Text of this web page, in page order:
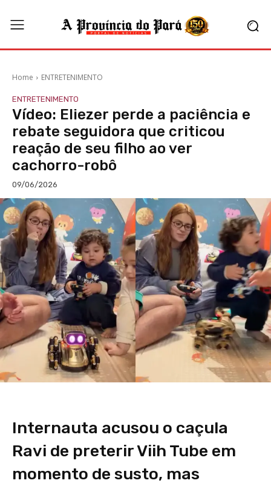
Home ENTRETENIMENTO
ENTRETENIMENTO
Vídeo: Eliezer perde a paciência e
rebate seguidora que criticou
reação de seu filho ao ver
cachorro-robô
09/06/2026
Internauta acusou o caçula
Ravi de preterir Viih Tube em
momento de susto, mas